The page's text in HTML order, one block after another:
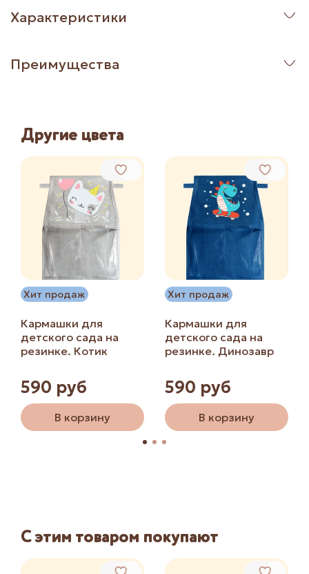
Характеристики
Преимущества
Другие цвета
Хит продаж
Кармашки для
детского сада на
резинке. Котик
590 руб
В корзину
Хит продаж
Кармашки для
детского сада на
резинке. Динозавр
590 руб
В корзину
С этим товаром покупают